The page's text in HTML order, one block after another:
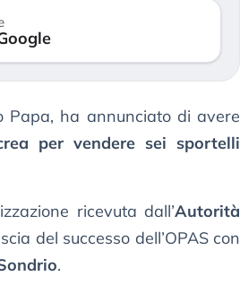
Papa, ha annunciato di avere
per vendere sei sportelli
ricevuta dall’Autorità
del successo dell’OPAS con
.
Kospi, mentre gli investitori retail (…)
luglio 2026